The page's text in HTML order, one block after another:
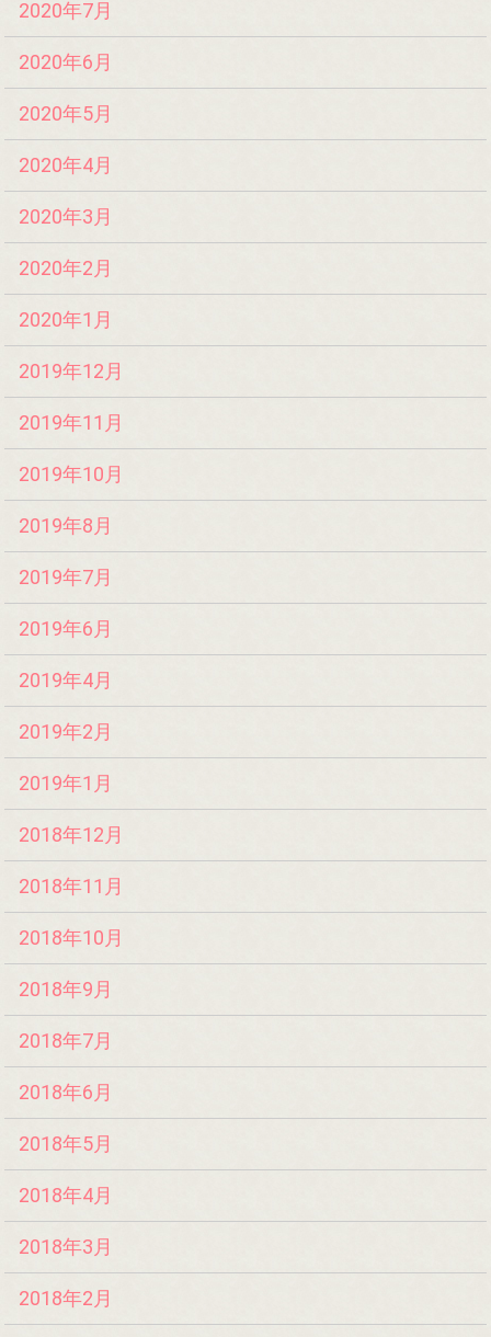
2020年7月
2020年6月
2020年5月
2020年4月
2020年3月
2020年2月
2020年1月
2019年12月
2019年11月
2019年10月
2019年8月
2019年7月
2019年6月
2019年4月
2019年2月
2019年1月
2018年12月
2018年11月
2018年10月
2018年9月
2018年7月
2018年6月
2018年5月
2018年4月
2018年3月
2018年2月